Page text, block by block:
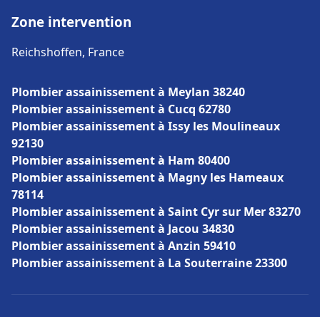
Zone intervention
Reichshoffen, France
Plombier assainissement à Meylan 38240
Plombier assainissement à Cucq 62780
Plombier assainissement à Issy les Moulineaux
92130
Plombier assainissement à Ham 80400
Plombier assainissement à Magny les Hameaux
78114
Plombier assainissement à Saint Cyr sur Mer 83270
Plombier assainissement à Jacou 34830
Plombier assainissement à Anzin 59410
Plombier assainissement à La Souterraine 23300